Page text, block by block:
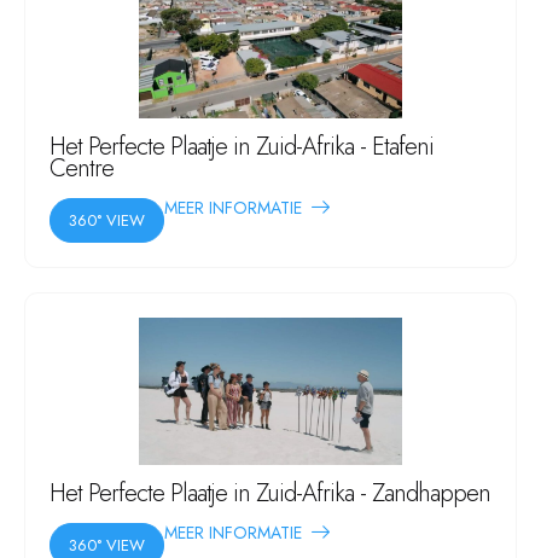
Het Perfecte Plaatje in Zuid-Afrika - Etafeni
Centre
360° VIEW
MEER INFORMATIE
Het Perfecte Plaatje in Zuid-Afrika - Zandhappen
360° VIEW
MEER INFORMATIE